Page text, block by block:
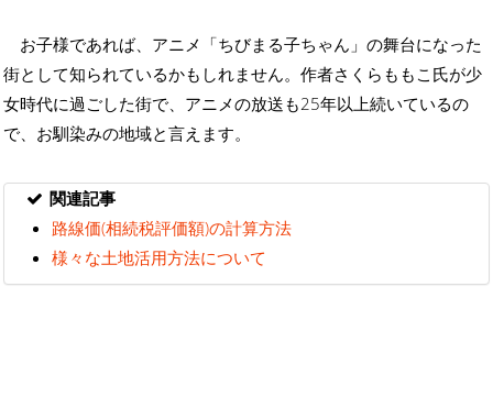
お子様であれば、アニメ「ちびまる子ちゃん」の舞台になった
街として知られているかもしれません。作者さくらももこ氏が少
女時代に過ごした街で、アニメの放送も25年以上続いているの
で、お馴染みの地域と言えます。
関連記事
路線価(相続税評価額)の計算方法
様々な土地活用方法について